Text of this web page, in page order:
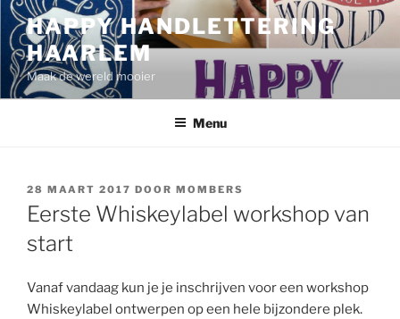
Ga
naar
de
inhoud
HAPPY HANDLETTERING
HAARLEM
Maak de wereld mooier
Menu
GEPLAATST
OP
28 MAART 2017 DOOR MOMBERS
Eerste Whiskeylabel workshop van
start
Vanaf vandaag kun je je inschrijven voor een workshop
Whiskeylabel ontwerpen op een hele bijzondere plek.